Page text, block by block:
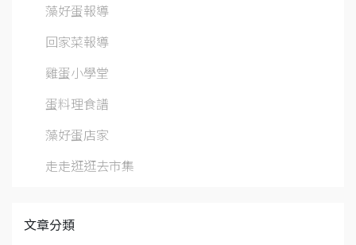
藻好蛋報導
回家菜報導
雞蛋小學堂
蛋料理食譜
藻好蛋店家
走走逛逛去市集
文章分類